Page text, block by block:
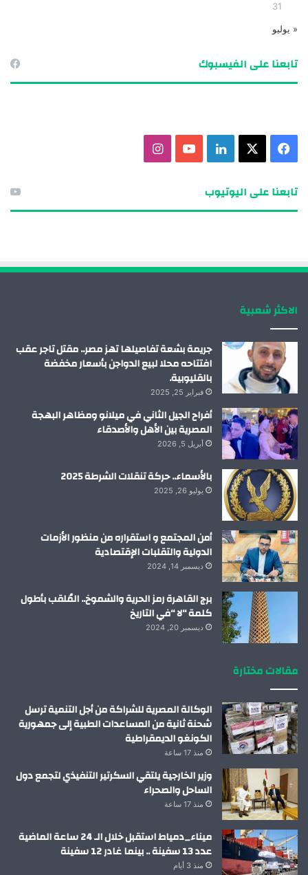
31
« يوليو
تابعنا على الفيسبوك
م
تابعنا على اليوتيوب
الاكثر شعبية
جريمة بشعة تفاصيلها تهز مصر.. مقتل تاجر عقب
افتتاحه محلا لبيع الدواجن بأسعار مخفضة
بالقليوبية.
فبراير 25, 2025
أفراح الجيل الثاني في ميلانو ومظاهر البهجة
المصرية بين الأهل والأصدقاء
أبريل 5, 2026
بالأسماء.. حركة تنقلات الشرطة 2025
يوليو 26, 2025
أمن المجتمع و استقراره من منظور الأزمات
الدولية والتقلبات الإقتصادية
ديسمبر 14, 2024
برج القاهرة رمز الحرية والشموخ.. المُلقب بأطول
كلمة “لا “في التاريخ
ديسمبر 20, 2024
مقالات مختارة
الوكالة المصرية للشراكة من أجل التنمية ترسل
شحنة ثانية من المساعدات الطبية إلى جمهورية
الكونغو الديمقراطية
منذ 17 ساعة
وزير الخارجية يلتقي السكرتير التنفيذي لتجمع دول
الساحل والصحراء
منذ 17 ساعة
ميناء_دمياط استقبل خلال الـ 24 ساعة الماضية
عدد 13 سفينة .. بينما غادر 12 سفينة
منذ 3 أيام